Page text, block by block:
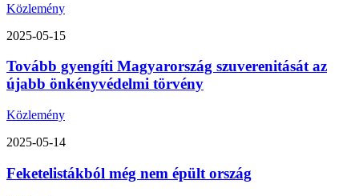
Közlemény
2025-05-15
Tovább gyengíti Magyarország szuverenitását az
újabb önkényvédelmi törvény
Közlemény
2025-05-14
Feketelistákból még nem épült ország